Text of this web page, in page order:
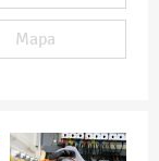
Mapa